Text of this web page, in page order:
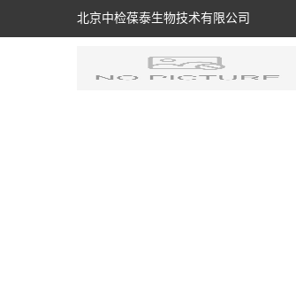
北京中检葆泰生物技术有限公司